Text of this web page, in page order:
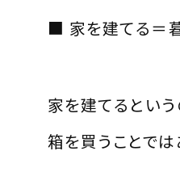
■ 家を建てる＝
家を建てるという
箱を買うことでは